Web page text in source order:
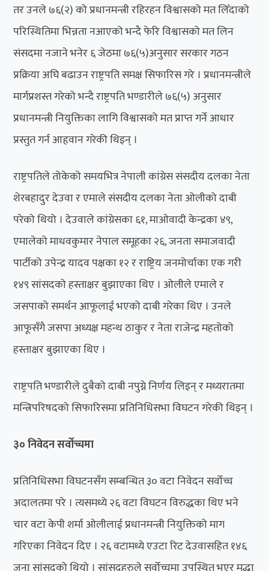
तर उनले ७६(२) को प्रधानमन्त्री रहिरहन विश्वासको मत लिँदाको
परिस्थितिमा भिन्नता नआएको भन्दै फेरि विश्वासको मत लिन
संसदमा नजाने भनेर ६ जेठमा ७६(५)अनुसार सरकार गठन
प्रक्रिया अघि बढाउन राष्ट्रपति समक्ष सिफारिस गरे । प्रधानमन्त्रीले
मार्गप्रशस्त गरेको भन्दै राष्ट्रपति भण्डारीले ७६(५) अनुसार
प्रधानमन्त्री नियुक्तिका लागि विश्वासको मत प्राप्त गर्ने आधार
प्रस्तुत गर्न आहृवान गरेकी थिइन् ।
राष्ट्रपतिले तोकेको समयभित्र नेपाली कांग्रेस संसदीय दलका नेता
शेरबहादुर देउवा र एमाले संसदीय दलका नेता ओलीको दाबी
परेको थियो । देउवाले कांग्रेसका ६१, माओवादी केन्द्रका ४९,
एमालेको माधवकुमार नेपाल समूहका २६, जनता समाजवादी
पार्टीको उपेन्द्र यादव पक्षका १२ र राष्ट्रिय जनमोर्चाका एक गरी
१४९ सांसदको हस्ताक्षर बुझाएका थिए । ओलीले एमाले र
जसपाको समर्थन आफूलाई भएको दाबी गरेका थिए । उनले
आफूसँगै जसपा अध्यक्ष महन्थ ठाकुर र नेता राजेन्द्र महतोको
हस्ताक्षर बुझाएका थिए ।
राष्ट्रपति भण्डारीले दुबैको दाबी नपुग्ने निर्णय लिइन् र मध्यरातमा
मन्त्रिपरिषदको सिफारिसमा प्रतिनिधिसभा विघटन गरेकी थिइन् ।
३० निवेदन सर्वोच्चमा
प्रतिनिधिसभा विघटनसँग सम्बन्धित ३० वटा निवेदन सर्वोच्च
अदालतमा परे । त्यसमध्ये २६ वटा विघटन विरुद्धका थिए भने
चार वटा केपी शर्मा ओलीलाई प्रधानमन्त्री नियुक्तिको माग
गरिएका निवेदन दिए । २६ वटामध्ये एउटा रिट देउवासहित १४६